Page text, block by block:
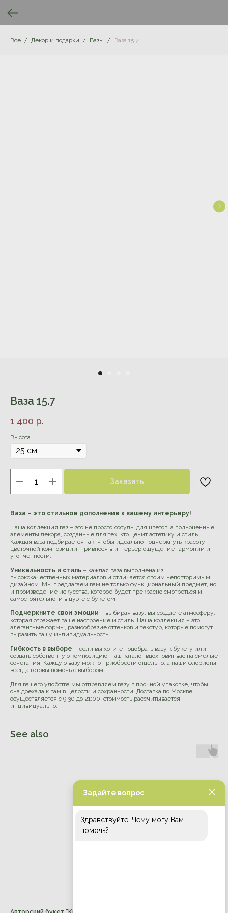
Все Декор и подарки Вазы Ваза 15.7
Ваза 15.7
1 400 р.
Высота
Заказать
Ваза – это стильное дополнение к вашему интерьеру!
Наша коллекция ваз – это не просто сосуды для цветов, а полноценные
элементы декора, созданные для тех, кто ценит эстетику и стиль.
Каждая ваза подбирается так, чтобы идеально подчеркнуть красоту
цветочной композиции, привнося в интерьер ощущение гармонии и
утонченности.
Уникальность и стиль – каждая ваза выполнена из
высококачественных материалов и отличается своим неповторимым
дизайном. Мы предлагаем вам не только функциональный предмет, но
и произведение искусства, которое будет прекрасно смотреться и
самостоятельно, и в дуэте с букетом.
Подчеркните свои эмоции – выбирая вазу, вы создаете атмосферу,
которая отражает ваше настроение и стиль. Наша коллекция – это
элегантные формы, разнообразие оттенков и текстур, которые помогут
выразить вашу индивидуальность.
Гибкость в выборе – если вы хотите подобрать вазу к букету или
создать собственную композицию, наш каталог вдохновит вас на смелые
сочетания. Каждую вазу можно приобрести отдельно, а наши флористы
всегда готовы помочь с выбором.
Для вашего удобства мы отправляем вазу в прочной упаковке, чтобы
она доехала к вам в целости и сохранности. Доставка по Москве
осуществляется с 9:30 до 21:00, стоимость рассчитывается
индивидуально.
See also
Задайте вопрос
Здравствуйте! Чему могу Вам
помочь?